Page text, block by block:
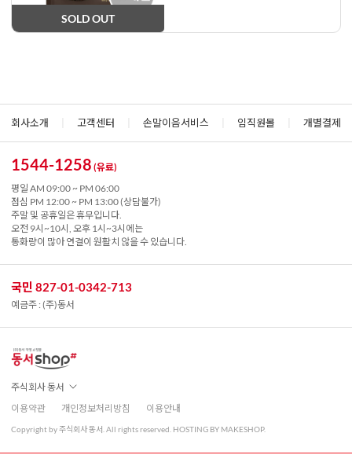
SOLD OUT
회사소개 고객센터 손말이음서비스 임직원몰 개별결제
1544-1258 (유료)
평일 AM 09:00 ~ PM 06:00
점심 PM 12:00 ~ PM 13:00 (상담불가)
주말 및 공휴일은 휴무입니다.
오전 9시~10시, 오후 1시~3시에는
통화량이 많아 연결이 원활치 않을 수 있습니다.
국민 827-01-0342-713
예금주 : (주)동서
주식회사 동서
이용약관
개인정보처리방침 이용안내
Copyright by 주식회사 동서. All rights reserved. HOSTING BY MAKESHOP.